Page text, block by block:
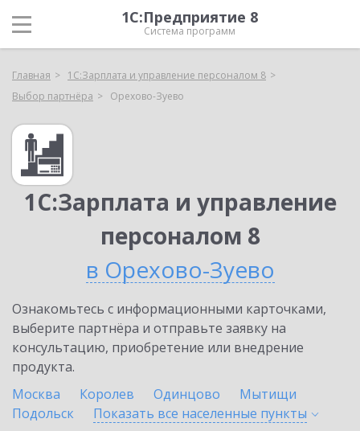
1С:Предприятие 8
Система программ
Главная
1С:Зарплата и управление персоналом 8
Выбор партнёра
Орехово-Зуево
1С:Зарплата и управление
персоналом 8
в Орехово-Зуево
Ознакомьтесь с информационными карточками,
выберите партнёра и отправьте заявку на
консультацию, приобретение или внедрение
продукта.
Москва
Королев Одинцово
Мытищи
Подольск
Показать все населенные пункты